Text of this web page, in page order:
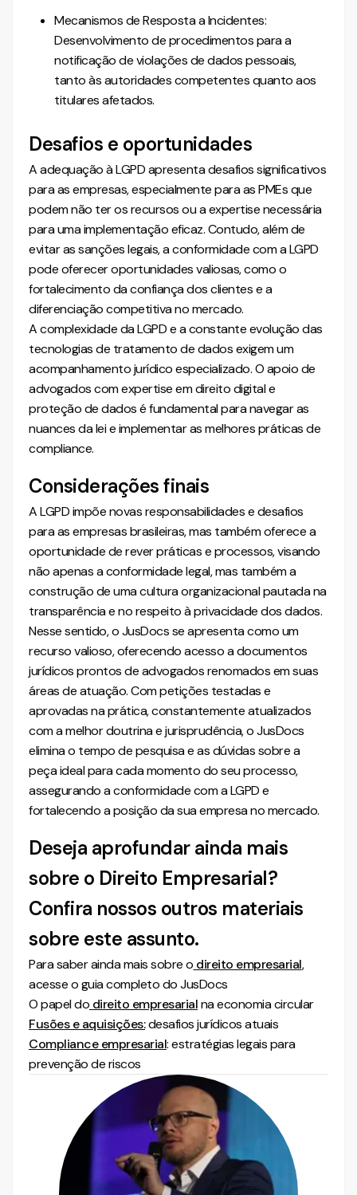
Mecanismos de Resposta a Incidentes:
Desenvolvimento de procedimentos para a
notificação de violações de dados pessoais,
tanto às autoridades competentes quanto aos
titulares afetados.
Desafios e oportunidades
A adequação à LGPD apresenta desafios significativos
para as empresas, especialmente para as PMEs que
podem não ter os recursos ou a expertise necessária
para uma implementação eficaz. Contudo, além de
evitar as sanções legais, a conformidade com a LGPD
pode oferecer oportunidades valiosas, como o
fortalecimento da confiança dos clientes e a
diferenciação competitiva no mercado.
A complexidade da LGPD e a constante evolução das
tecnologias de tratamento de dados exigem um
acompanhamento jurídico especializado. O apoio de
advogados com expertise em direito digital e
proteção de dados é fundamental para navegar as
nuances da lei e implementar as melhores práticas de
compliance.
Considerações finais
A LGPD impõe novas responsabilidades e desafios
para as empresas brasileiras, mas também oferece a
oportunidade de rever práticas e processos, visando
não apenas a conformidade legal, mas também a
construção de uma cultura organizacional pautada na
transparência e no respeito à privacidade dos dados.
Nesse sentido, o JusDocs se apresenta como um
recurso valioso, oferecendo acesso a documentos
jurídicos prontos de advogados renomados em suas
áreas de atuação. Com petições testadas e
aprovadas na prática, constantemente atualizados
com a melhor doutrina e jurisprudência, o JusDocs
elimina o tempo de pesquisa e as dúvidas sobre a
peça ideal para cada momento do seu processo,
assegurando a conformidade com a LGPD e
fortalecendo a posição da sua empresa no mercado.
Deseja aprofundar ainda mais
sobre o Direito Empresarial?
Confira nossos outros materiais
sobre este assunto.
Para saber ainda mais sobre o direito empresarial,
acesse o guia completo do JusDocs
O papel do direito empresarialna economia circular
Fusões e aquisições:desafios jurídicos atuais
Compliance empresarial: estratégias legais para
prevenção de riscos